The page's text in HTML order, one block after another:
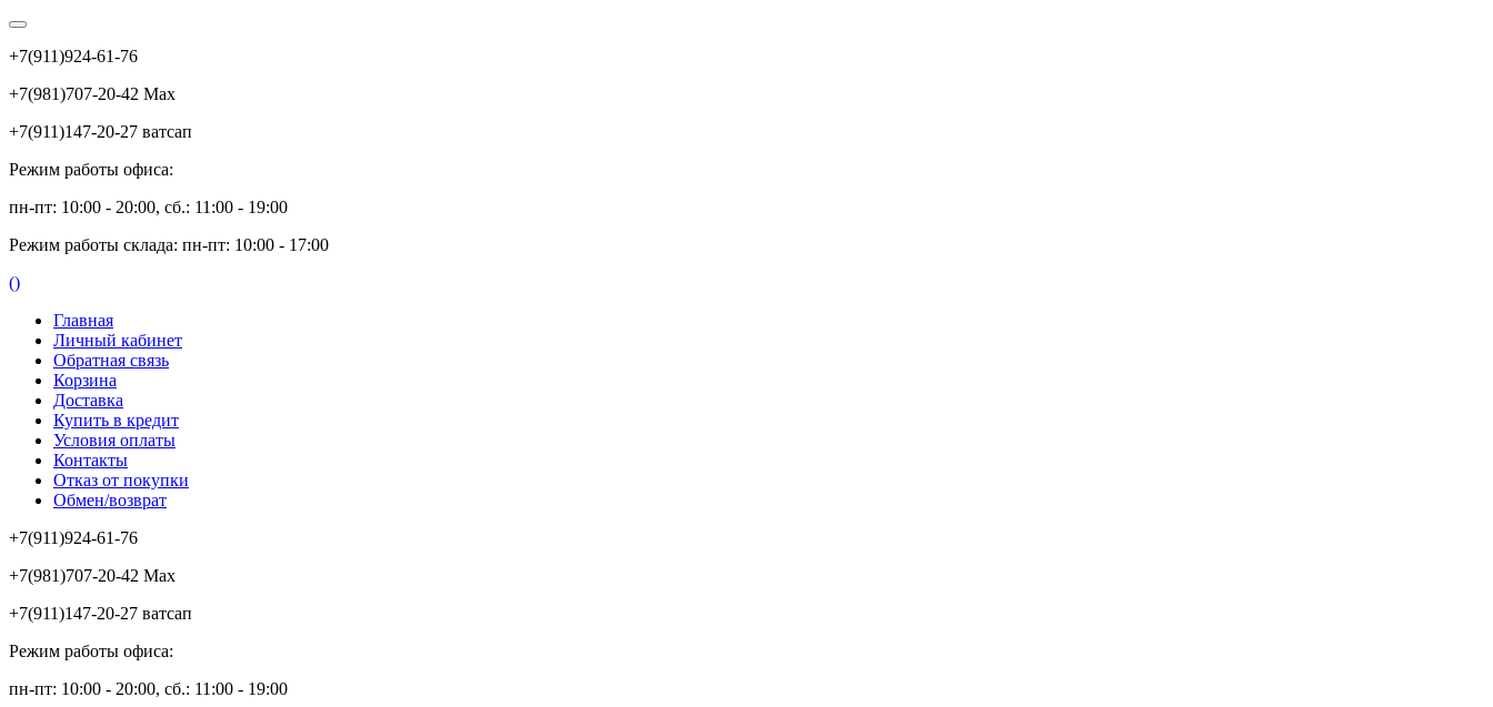
+7(911)924-61-76
+7(981)707-20-42 Max
+7(911)147-20-27 ватсап
Режим работы офиса:
пн-пт: 10:00 - 20:00, сб.: 11:00 - 19:00
Режим работы склада: пн-пт: 10:00 - 17:00
()
Главная
Личный кабинет
Обратная связь
Корзина
Доставка
Купить в кредит
Условия оплаты
Контакты
Отказ от покупки
Обмен/возврат
+7(911)924-61-76
+7(981)707-20-42 Max
+7(911)147-20-27 ватсап
Режим работы офиса:
пн-пт: 10:00 - 20:00, сб.: 11:00 - 19:00